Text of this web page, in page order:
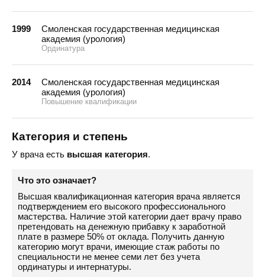
1999
Смоленская государственная медицинская
академия (урология)
Ординатура
2014
Смоленская государственная медицинская
академия (урология)
Повышение квалификации
Категория и степень
У врача есть высшая категория.
Что это означает?
Высшая квалификационная категория врача является
подтверждением его высокого профессионального
мастерства. Наличие этой категории дает врачу право
претендовать на денежную прибавку к заработной
плате в размере 50% от оклада. Получить данную
категорию могут врачи, имеющие стаж работы по
специальности не менее семи лет без учета
ординатуры и интернатуры.